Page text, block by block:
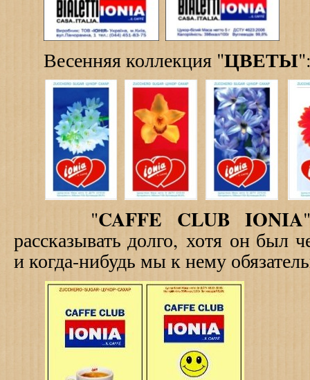
Весенняя коллекция "ЦВЕТЫ
"CAFFE CLUB IONIA
рассказывать долго, хотя он был
и когда-нибудь мы к нему